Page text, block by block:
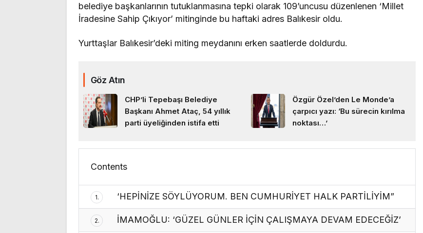
belediye başkanlarının tutuklanmasına tepki olarak 109’uncusu düzenlenen ‘Millet
İradesine Sahip Çıkıyor’ mitinginde bu haftaki adres Balıkesir oldu.
Yurttaşlar Balıkesir’deki miting meydanını erken saatlerde doldurdu.
Göz Atın
CHP’li Tepebaşı Belediye
Başkanı Ahmet Ataç, 54 yıllık
parti üyeliğinden istifa etti
Özgür Özel’den Le Monde’a
çarpıcı yazı: ‘Bu sürecin kırılma
noktası…’
Contents
1. ‘HEPİNİZE SÖYLÜYORUM. BEN CUMHURİYET HALK PARTİLİYİM”
2. İMAMOĞLU: ‘GÜZEL GÜNLER İÇİN ÇALIŞMAYA DEVAM EDECEĞİZ’